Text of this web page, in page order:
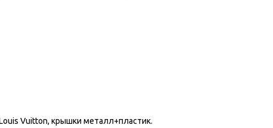
Vuitton, крышки металл+пластик.